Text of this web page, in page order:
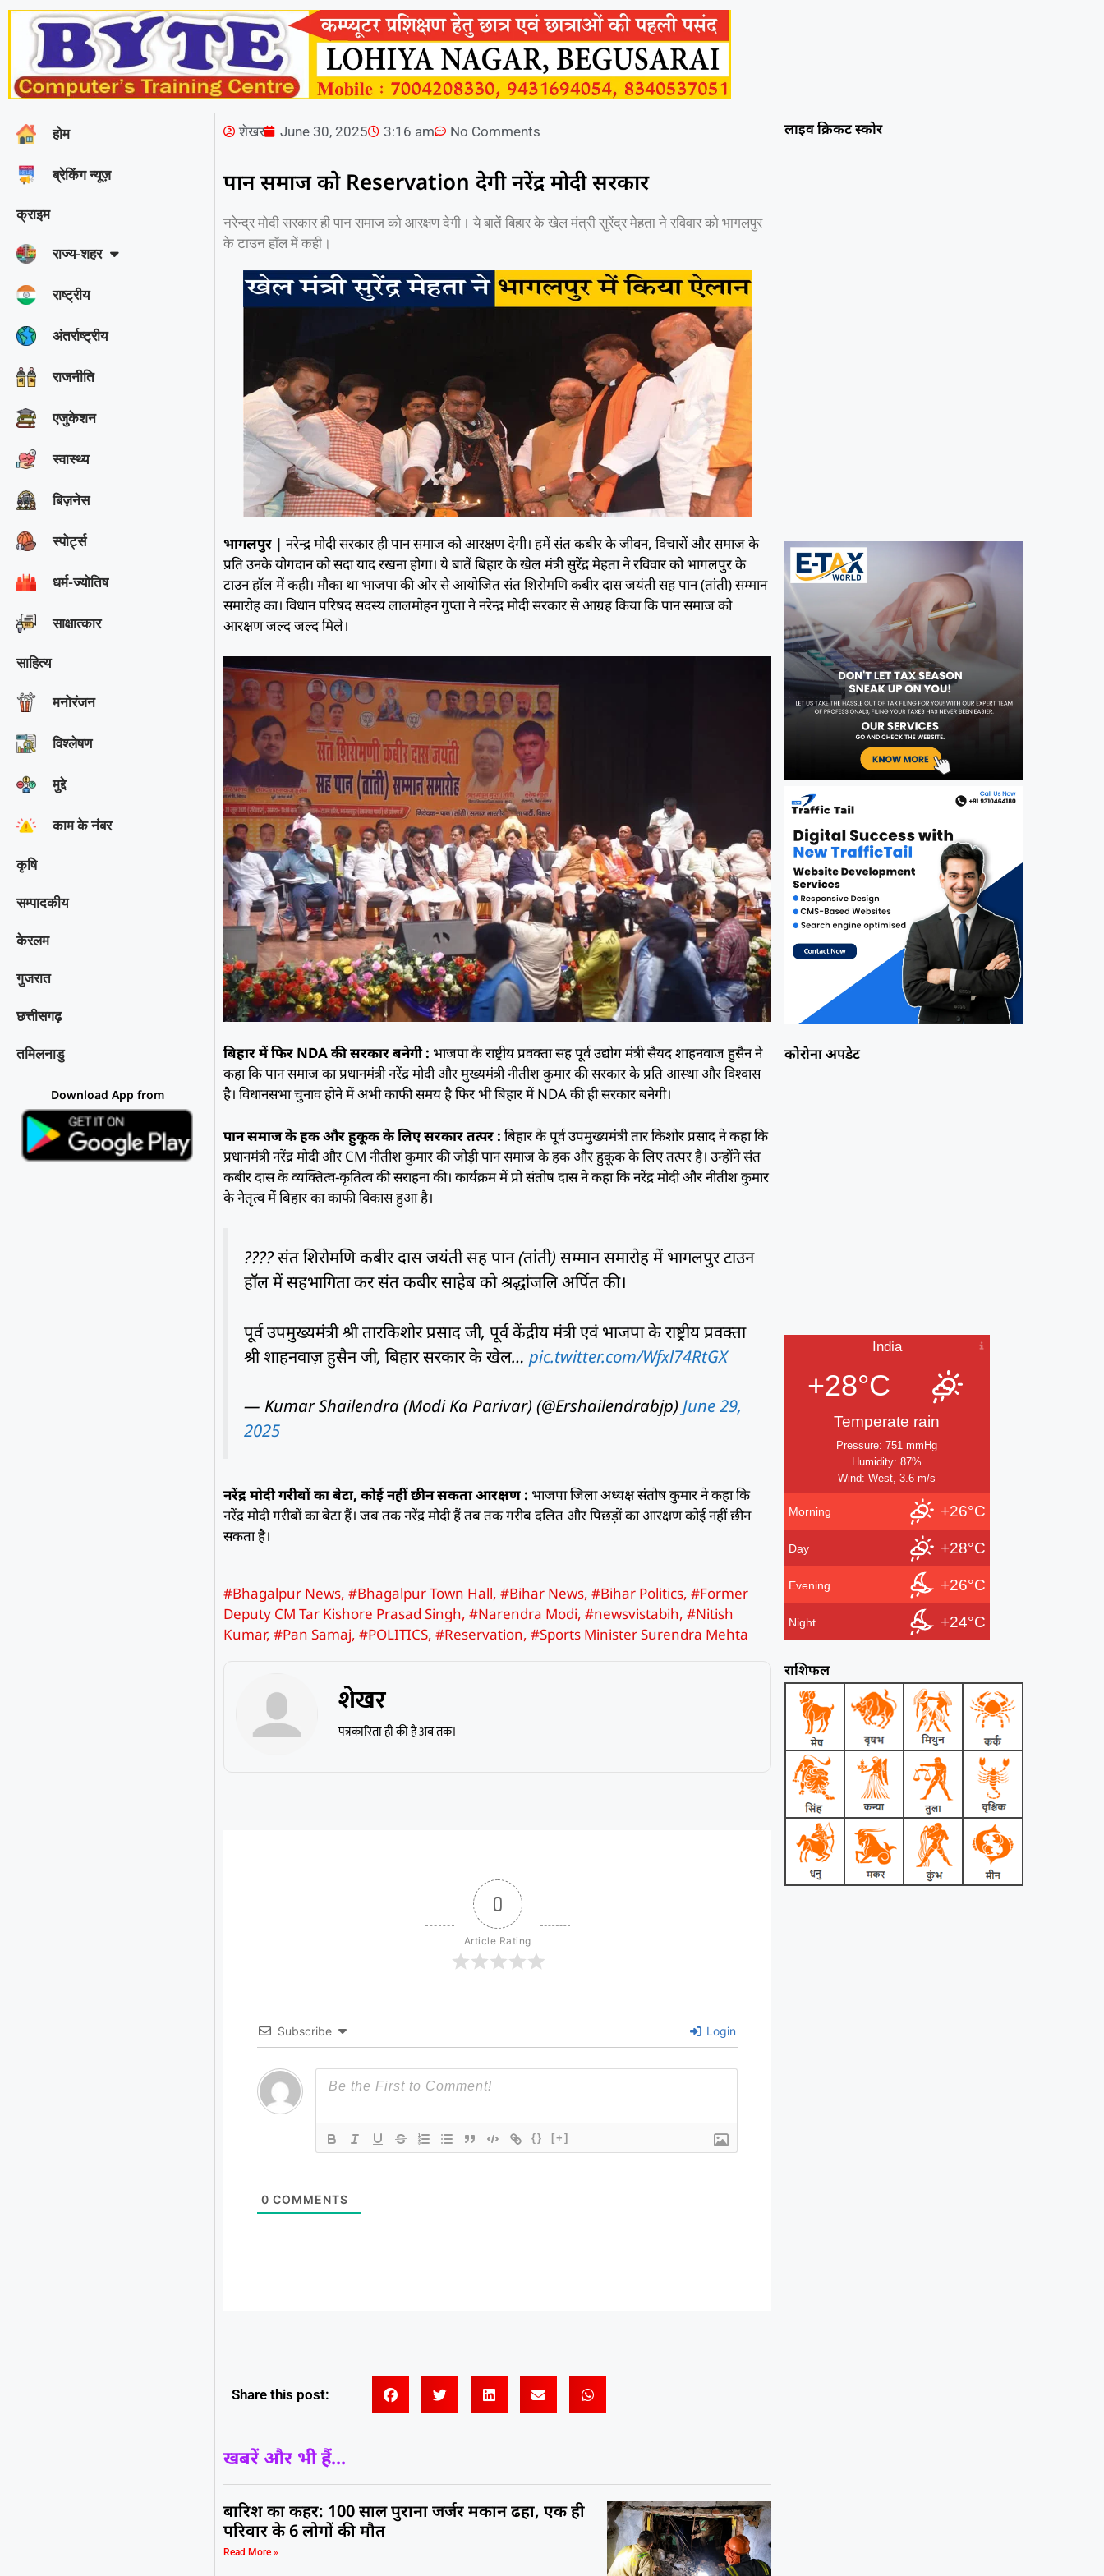
होम
ब्रेकिंग न्यूज़
क्राइम
राज्‍य-शहर
राष्ट्रीय
अंतर्राष्ट्रीय
राजनीति
एजुकेशन
स्वास्थ्य
बिज़नेस
स्पोर्ट्स
धर्म-ज्योतिष
साक्षात्‍कार
साहित्य
मनोरंजन
विश्‍लेषण
मुद्दे
काम के नंबर
कृषि
सम्पादकीय
केरलम
गुजरात
छत्तीसगढ़
तमिलनाडु
Download App from
शेखर June 30, 2025 3:16 am No Comments
पान समाज को Reservation देगी नरेंद्र मोदी सरकार
नरेन्द्र मोदी सरकार ही पान समाज को आरक्षण देगी। ये बातें बिहार के खेल मंत्री सुरेंद्र मेहता ने रविवार को भागलपुर
के टाउन हाॅल में कही।
भागलपुर | नरेन्द्र मोदी सरकार ही पान समाज को आरक्षण देगी। हमें संत कबीर के जीवन, विचारों और समाज के
प्रति उनके योगदान को सदा याद रखना होगा। ये बातें बिहार के खेल मंत्री सुरेंद्र मेहता ने रविवार को भागलपुर के
टाउन हाॅल में कही। मौका था भाजपा की ओर से आयोजित संत शिरोमणि कबीर दास जयंती सह पान (तांती) सम्मान
समारोह का। विधान परिषद सदस्य लालमोहन गुप्ता ने नरेन्द्र मोदी सरकार से आग्रह किया कि पान समाज को
आरक्षण जल्द जल्द मिले।
बिहार में फिर NDA की सरकार बनेगी : भाजपा के राष्ट्रीय प्रवक्ता सह पूर्व उद्योग मंत्री सैयद शाहनवाज हुसैन ने
कहा कि पान समाज का प्रधानमंत्री नरेंद्र मोदी और मुख्यमंत्री नीतीश कुमार की सरकार के प्रति आस्था और विश्वास
है। विधानसभा चुनाव होने में अभी काफी समय है फिर भी बिहार में NDA की ही सरकार बनेगी।
पान समाज के हक और हुकूक के लिए सरकार तत्पर : बिहार के पूर्व उपमुख्यमंत्री तार किशोर प्रसाद ने कहा कि
प्रधानमंत्री नरेंद्र मोदी और CM नीतीश कुमार की जोड़ी पान समाज के हक और हुकूक के लिए तत्पर है। उन्होंने संत
कबीर दास के व्यक्तित्व-कृतित्व की सराहना की। कार्यक्रम में प्रो संतोष दास ने कहा कि नरेंद्र मोदी और नीतीश कुमार
के नेतृत्व में बिहार का काफी विकास हुआ है।
???? संत शिरोमणि कबीर दास जयंती सह पान (तांती) सम्मान समारोह में भागलपुर टाउन
हॉल में सहभागिता कर संत कबीर साहेब को श्रद्धांजलि अर्पित की।
पूर्व उपमुख्यमंत्री श्री तारकिशोर प्रसाद जी, पूर्व केंद्रीय मंत्री एवं भाजपा के राष्ट्रीय प्रवक्ता
श्री शाहनवाज़ हुसैन जी, बिहार सरकार के खेल…pic.twitter.com/Wfxl74RtGX
— Kumar Shailendra (Modi Ka Parivar) (@Ershailendrabjp) June 29,
2025
नरेंद्र मोदी गरीबों का बेटा, कोई नहीं छीन सकता आरक्षण : भाजपा जिला अध्यक्ष संतोष कुमार ने कहा कि
नरेंद्र मोदी गरीबों का बेटा हैं। जब तक नरेंद्र मोदी हैं तब तक गरीब दलित और पिछड़ों का आरक्षण कोई नहीं छीन
सकता है।
#Bhagalpur News,#Bhagalpur Town Hall,#Bihar News,#Bihar Politics,#Former
Deputy CM Tar Kishore Prasad Singh,#Narendra Modi,#newsvistabih,#Nitish
Kumar,#Pan Samaj,#POLITICS,#Reservation,#Sports Minister Surendra Mehta
शेखर
पत्रकारिता ही की है अब तक।
0
Article Rating
Subscribe Login
{} [+]
0 COMMENTS
Share this post:
खबरें और भी हैं...
बारिश का कहर: 100 साल पुराना जर्जर मकान ढहा, एक ही
परिवार के 6 लोगों की मौत
Read More »
लाइव क्रिकट स्कोर
कोरोना अपडेट
India
+28°C
Temperate rain
Pressure: 751 mmHg
Humidity: 87%
Wind: West, 3.6 m/s
Morning +26°C
Day +28°C
Evening +26°C
Night +24°C
राशिफल